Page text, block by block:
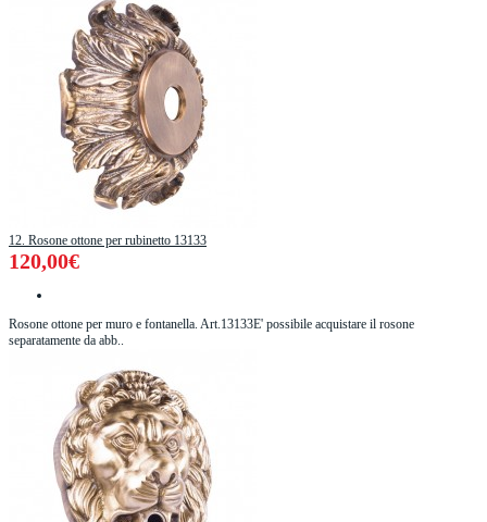
12. Rosone ottone per rubinetto 13133
120,00€
Rosone ottone per muro e fontanella. Art.13133E' possibile acquistare il rosone
separatamente da abb..